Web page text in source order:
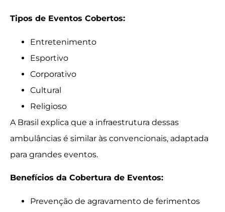
Tipos de Eventos Cobertos:
Entretenimento
Esportivo
Corporativo
Cultural
Religioso
A Brasil explica que a infraestrutura dessas
ambulâncias é similar às convencionais, adaptada
para grandes eventos.
Benefícios da Cobertura de Eventos:
Prevenção de agravamento de ferimentos